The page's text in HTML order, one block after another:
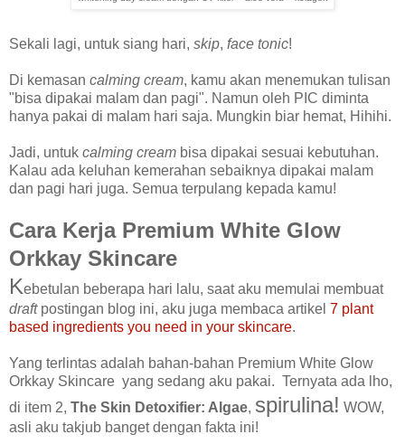
Sekali lagi, untuk siang hari, skip, face tonic!
Di kemasan calming cream, kamu akan menemukan tulisan
"bisa dipakai malam dan pagi". Namun oleh PIC diminta
hanya pakai di malam hari saja. Mungkin biar hemat, Hihihi.
Jadi, untuk calming cream bisa dipakai sesuai kebutuhan.
Kalau ada keluhan kemerahan sebaiknya dipakai malam
dan pagi hari juga. Semua terpulang kepada kamu!
Cara Kerja Premium White Glow
Orkkay Skincare
Kebetulan beberapa hari lalu, saat aku memulai membuat
draftpostingan blog ini, aku juga membaca artikel 7 plant
based ingredients you need in your skincare.
Yang terlintas adalah bahan-bahan Premium White Glow
Orkkay Skincare yang sedang aku pakai. Ternyata ada lho,
di item 2, The Skin Detoxifier: Algae, spirulina! WOW,
asli aku takjub banget dengan fakta ini!